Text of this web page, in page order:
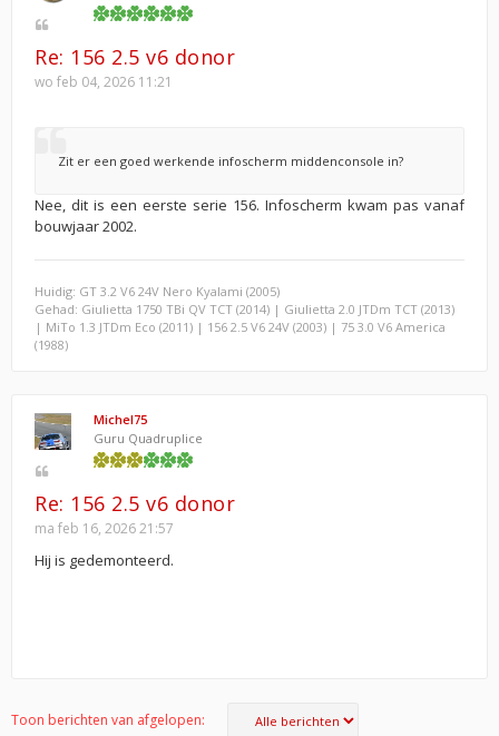
Re: 156 2.5 v6 donor
wo feb 04, 2026 11:21
Zit er een goed werkende infoscherm middenconsole in?
Nee, dit is een eerste serie 156. Infoscherm kwam pas vanaf
bouwjaar 2002.
Huidig: GT 3.2 V6 24V Nero Kyalami (2005)
Gehad: Giulietta 1750 TBi QV TCT (2014) | Giulietta 2.0 JTDm TCT (2013)
| MiTo 1.3 JTDm Eco (2011) | 156 2.5 V6 24V (2003) | 75 3.0 V6 America
(1988)
Michel75
Guru Quadruplice
Re: 156 2.5 v6 donor
ma feb 16, 2026 21:57
Hij is gedemonteerd.
Toon berichten van afgelopen: